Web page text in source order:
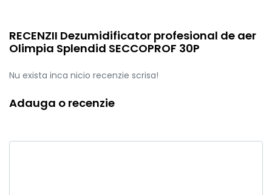
RECENZII Dezumidificator profesional de aer
Olimpia Splendid SECCOPROF 30P
Nu exista inca nicio recenzie scrisa!
Adauga o recenzie